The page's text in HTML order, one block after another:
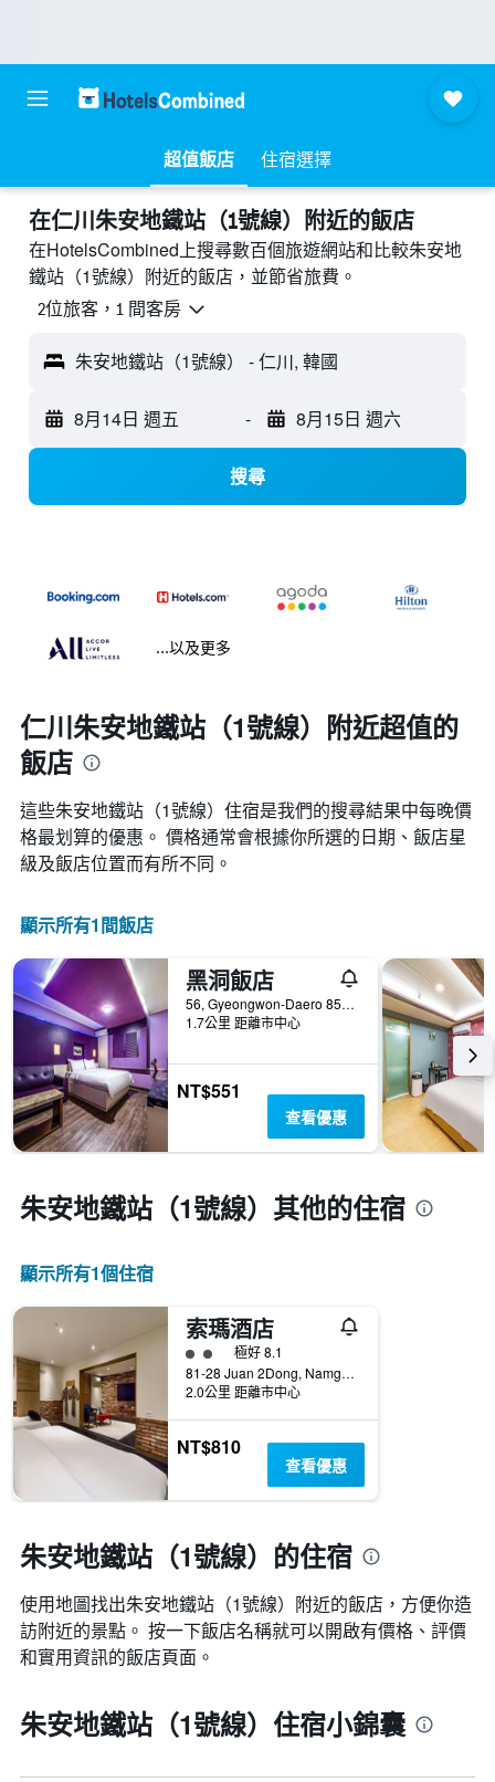
超值飯店 住宿選擇
​在仁川朱安地鐵站（1號線）附近​的飯店
在HotelsCombined上搜尋數百個旅遊網站和比較朱安地
鐵站（1號線）附近的飯店，並節省旅費。
2位旅客，1 間客房
朱安地鐵站（1號線） - 仁川, 韓國
8月14日 週五 - 8月15日 週六
搜尋
...以及更多
仁川朱安地鐵站（1號線）附近超值的
飯店
這些朱安地鐵站（1號線）​住宿是我們的搜尋結果中每晚價
格最划算的優惠。 價格通常會根據你所選的日期、飯店星
級及飯店位置而有所不同。
顯示所有1間飯店
黑洞飯店
56, Gyeongwon-Daero 851Beon-Gil, Nam-gu, 仁川, 韓國
1.7公里 距離市中心
NT$551
查看優惠
朱安地鐵站（1號線）​其他的住宿
顯示所有1​個住宿
索瑪酒店
2星級評級
極好 8.1
81-28 Juan 2Dong, Namgu, 仁川, 韓國
2.0公里 距離市中心
NT$810
查看優惠
朱安地鐵站（1號線）的住宿
使用地圖找出朱安地鐵站（1號線）​附近的飯店，方便你造
訪附近的景點。 按一下飯店名稱就可以開啟有價格、評價
和實用資訊的飯店頁面。
朱安地鐵站（1號線）住宿小錦囊